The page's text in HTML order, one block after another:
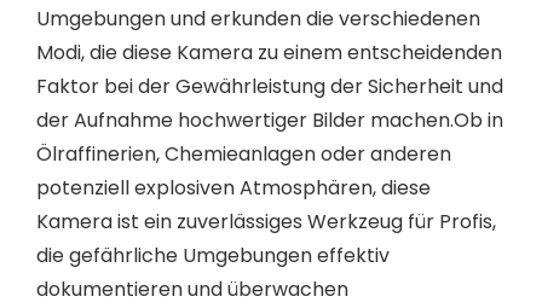
Umgebungen und erkunden die verschiedenen
Modi, die diese Kamera zu einem entscheidenden
Faktor bei der Gewährleistung der Sicherheit und
der Aufnahme hochwertiger Bilder machen.Ob in
Ölraffinerien, Chemieanlagen oder anderen
potenziell explosiven Atmosphären, diese
Kamera ist ein zuverlässiges Werkzeug für Profis,
die gefährliche Umgebungen effektiv
dokumentieren und überwachen